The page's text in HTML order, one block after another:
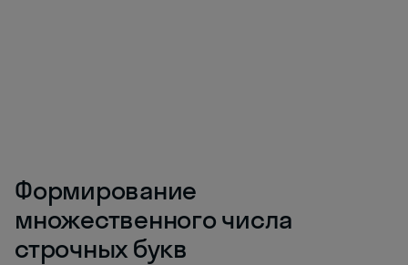
Формирование
множественного числа
строчных букв